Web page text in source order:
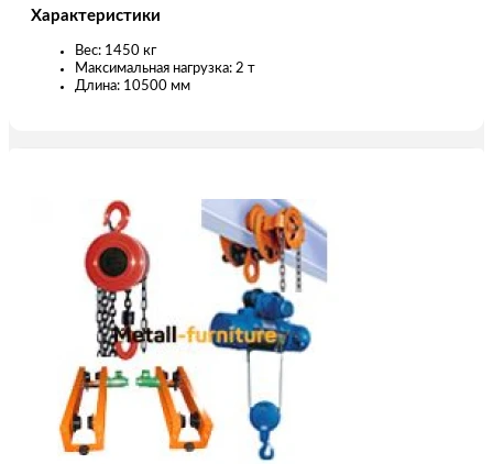
Характеристики
Вес: 1450 кг
Максимальная нагрузка: 2 т
Длина: 10500 мм